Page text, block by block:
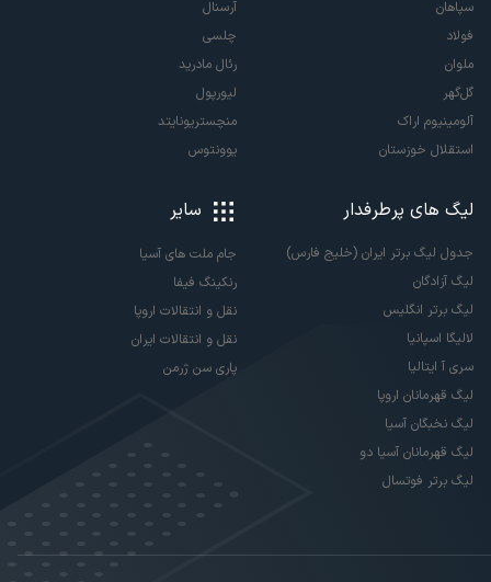
سپاهان
فولاد
ملوان
گل‌گهر
آلومینیوم اراک
استقلال خوزستان
آرسنال
چلسی
رئال مادرید
لیورپول
منچستریونایتد
یوونتوس
لیگ های پرطرفدار
جدول لیگ برتر ایران (خلیج فارس)
لیگ آزادگان
لیگ برتر انگلیس
لالیگا اسپانیا
سری آ ایتالیا
لیگ قهرمانان اروپا
لیگ نخبگان آسیا
لیگ قهرمانان آسیا دو
لیگ برتر فوتسال
سایر
جام ملت های آسیا
رنکینگ فیفا
نقل و انتقالات اروپا
نقل و انتقالات ایران
پاری سن ژرمن